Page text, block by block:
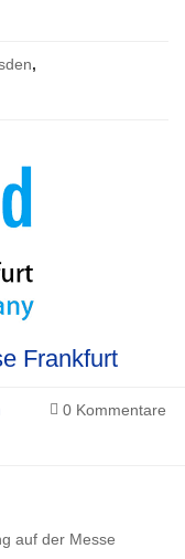
,
Frankfurt
0 Kommentare
auf der Messe